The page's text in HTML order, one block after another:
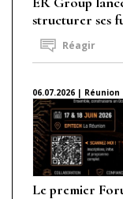
structurer ses
Réagir
06.07.2026 | Réunion
Le premier